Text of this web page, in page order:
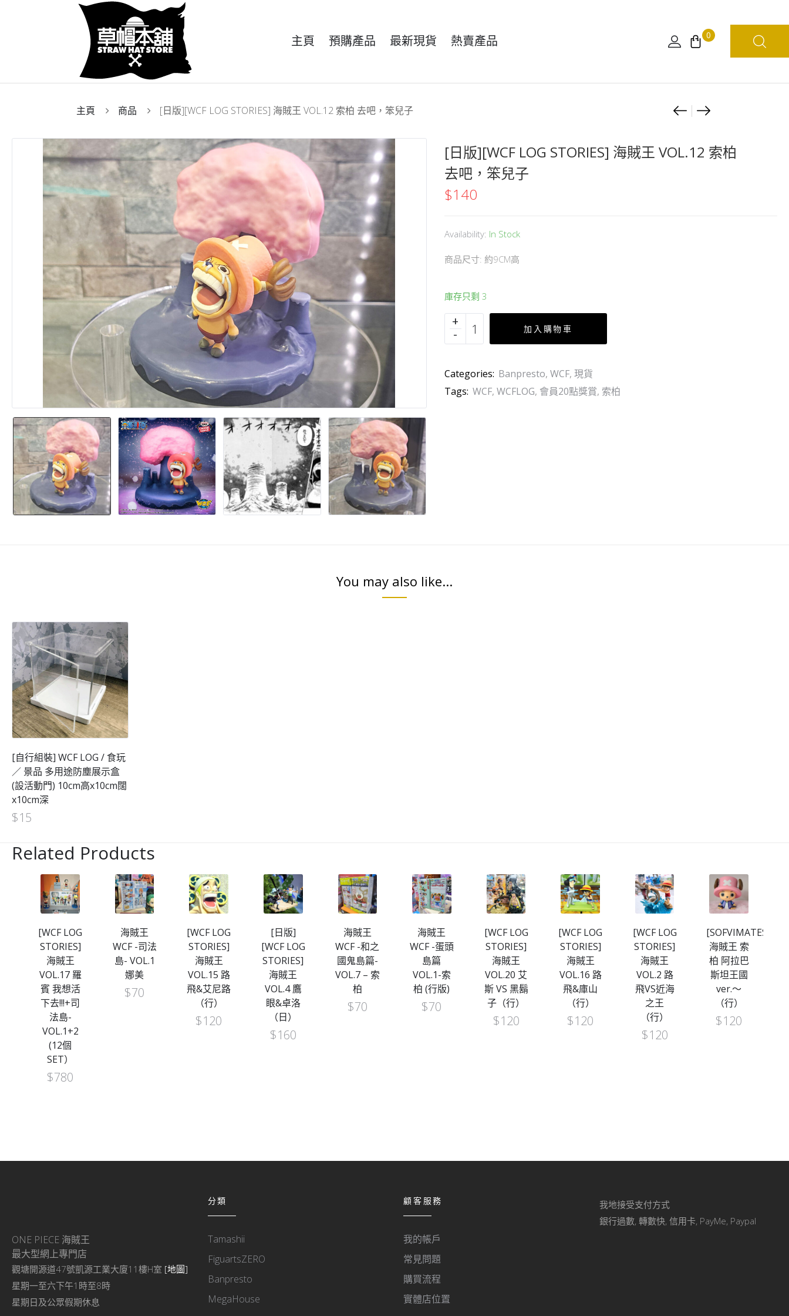
主頁 預購產品 最新現貨 熱賣產品 0
主頁 商品 [日版][WCF LOG STORIES] 海賊王 VOL.12 索柏 去吧，笨兒子
Product
[日
一
番
[日
海
賊
[日版][WCF LOG STORIES] 海賊王 VOL.12 索柏
去吧，笨兒子
$140
Availability: In Stock
商品尺寸: 約9CM高
庫存只剩 3
加入購物車
Categories: Banpresto, WCF, 現貨
Tags: WCF, WCFLOG, 會員20點獎賞, 索柏
You may also like...
[自行組裝] WCF LOG / 食玩
／ 景品 多用途防塵展示盒
(設活動門) 10cm高x10cm闊
x10cm深
$15
Related Products
[WCF LOG
STORIES]
海賊王
VOL.17 羅
賓 我想活
下去!!!+司
法島-
VOL.1+2
(12個
SET）
$780
海賊王
WCF -司法
島- VOL.1
娜美
$70
[WCF LOG
STORIES]
海賊王
VOL.15 路
飛&艾尼路
（行）
$120
[日版]
[WCF LOG
STORIES]
海賊王
VOL.4 鷹
眼&卓洛
（日）
$160
海賊王
WCF -和之
國鬼島篇-
VOL.7 – 索
柏
$70
海賊王
WCF -蛋頭
島篇
VOL.1-索
柏 (行版)
$70
[WCF LOG
STORIES]
海賊王
VOL.20 艾
斯 VS 黑鬍
子（行）
$120
[WCF LOG
STORIES]
海賊王
VOL.16 路
飛&庫山
（行）
$120
[WCF LOG
STORIES]
海賊王
VOL.2 路
飛VS近海
之王
（行）
$120
[SOFVIMATES]
海賊王 索
柏 阿拉巴
斯坦王國
ver.～
（行）
$120
ONE PIECE 海賊王
最大型網上專門店
觀塘開源道47號凱源工業大廈11樓H室 [地圖]
星期一至六下午1時至8時
星期日及公眾假期休息
分類
Tamashii
FiguartsZERO
Banpresto
MegaHouse
顧客服務
我的帳戶
常見問題
購買流程
實體店位置
我地接受支付方式
銀行過數, 轉數快, 信用卡, PayMe, Paypal